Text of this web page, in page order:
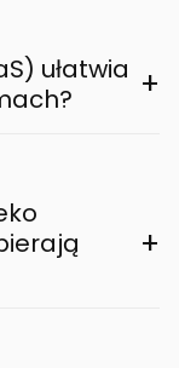
ułatwia +
+